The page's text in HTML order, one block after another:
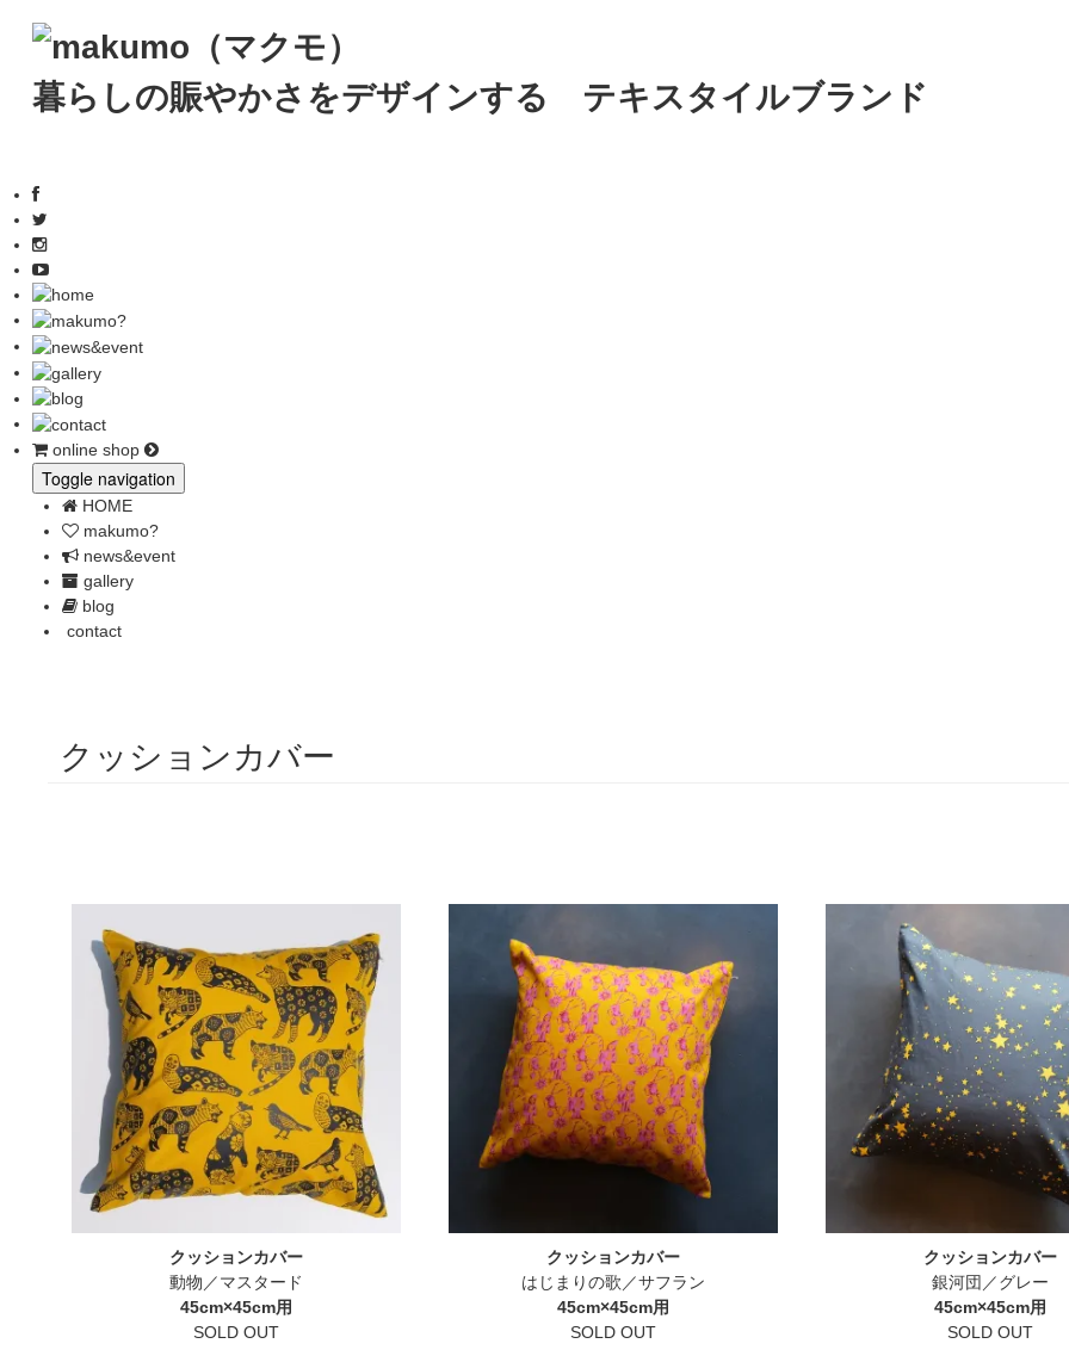
暮らしの賑やかさをデザインする テキスタイルブランド
online shop
Toggle navigation
HOME
makumo?
news&event
gallery
blog
contact
クッションカバー
クッションカバー
動物／マスタード
45cm×45cm用
SOLD OUT
クッションカバー
はじまりの歌／サフラン
45cm×45cm用
SOLD OUT
クッションカバー
銀河団／グレー
45cm×45cm用
SOLD OUT